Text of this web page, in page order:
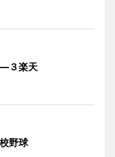
―３楽天
野球